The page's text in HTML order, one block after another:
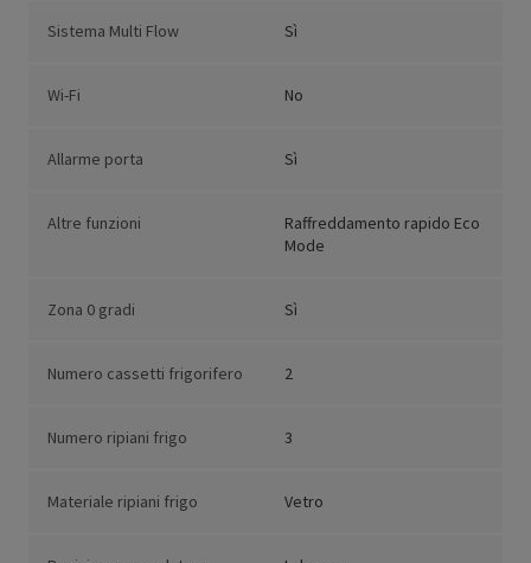
Sistema Multi Flow Sì
Wi-Fi No
Allarme porta Sì
Altre funzioni
Raffreddamento rapido Eco
Mode
Zona 0 gradi Sì
Numero cassetti frigorifero 2
Numero ripiani frigo 3
Materiale ripiani frigo Vetro